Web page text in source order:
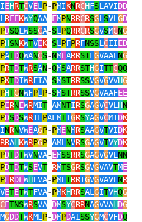
IEHRTCVEL P-PMIKNRCHFSLAVIDD
L REEKWYQAA-EMPNRRCRSGL SVL GD
PDSQLWSSCA-SL PQRRCRSGVSMCNG
PHSNKWTVEK-SL PFPRFNSSL CIIED
PATDQWANCS-NMEARRSTL GVAAL NG
PRTDTWRSAN-QMSARRSTHGITTCQQ
PKTDIWRFIA-SMSTRRSSVGVGVVHG
PHTGNWFPL P-SMSTRRSSVGVAAFEE
PERNEWRMIT-AMNTIRSGAGVCVL HN
PDSDSWRIL PALMTIGRSYAGVCMIDK
INRNVWEAGP-PMENMRSAAGVTVIDK
RRAHKWRPGP-AML NVRSGAGVTVYDK
PDTDTWVNVA-EMSSRRSGAGVGVL NN
PDTDTWSEVT-RMTSGRSGVGVAVTME
PERDEWHLVA-PML TRRIGVGVAVL NR
VETETWTFVA-PMKHRRSAL GITVHQG
CETNSWRSVA-DMSYCRRNAGVVAHDG
MGDDTWKML P-DMPDAISSYGMCVFDQ